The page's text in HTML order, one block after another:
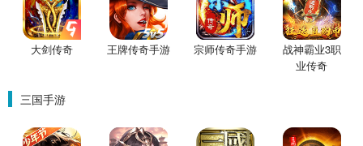
大剑传奇 王牌传奇手游 宗师传奇手游
战神霸业3职
业传奇
三国手游